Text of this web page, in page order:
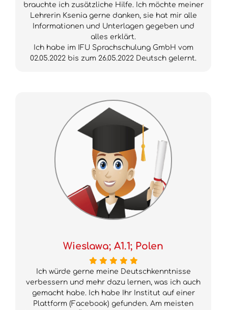
brauchte ich zusätzliche Hilfe. Ich möchte meiner
Lehrerin Ksenia gerne danken, sie hat mir alle
Informationen und Unterlagen gegeben und
alles erklärt.
Ich habe im IFU Sprachschulung GmbH vom
02.05.2022 bis zum 26.05.2022 Deutsch gelernt.
Wieslawa; A1.1; Polen
Ich würde gerne meine Deutschkenntnisse
verbessern und mehr dazu lernen, was ich auch
gemacht habe. Ich habe Ihr Institut auf einer
Plattform (Facebook) gefunden. Am meisten